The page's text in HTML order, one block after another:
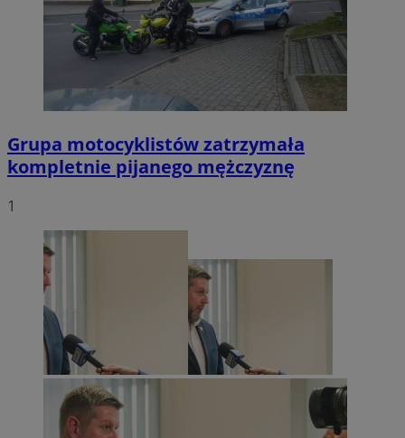
Grupa motocyklistów zatrzymała
kompletnie pijanego mężczyznę
1